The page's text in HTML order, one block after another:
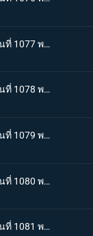
One piece วันพีช ตอนที่ 1077 พากย์ไทย ปิดฉาก ผู้ชนะ ลูฟี่หมวกฟาง
One piece วันพีช ตอนที่ 1078 พากย์ไทย การกลับมา โชกุนแห่งแคว้นวาโนะ โคสึกิ โมโมโนะสุเกะ
One piece วันพีช ตอนที่ 1079 พากย์ไทย ยามเช้ามาถึง การพักผ่อนของพวกลูฟี่
One piece วันพีช ตอนที่ 1080 พากย์ไทย งานเลี้ยงฉลอง เหล่าจักรพรรดิแห่งท้องทะเลคนใหม่
One piece วันพีช ตอนที่ 1081 พากย์ไทย โลกจะลุกเป็นไฟ การโจมตีของพลเรือเอก